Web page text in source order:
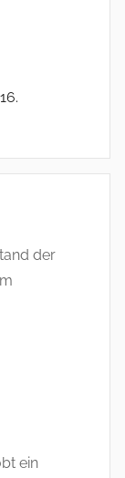
der
ein